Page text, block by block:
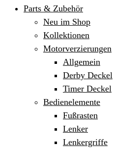
Parts & Zubehör
Neu im Shop
Kollektionen
Motorverzierungen
Allgemein
Derby Deckel
Timer Deckel
Bedienelemente
Fußrasten
Lenker
Lenkergriffe